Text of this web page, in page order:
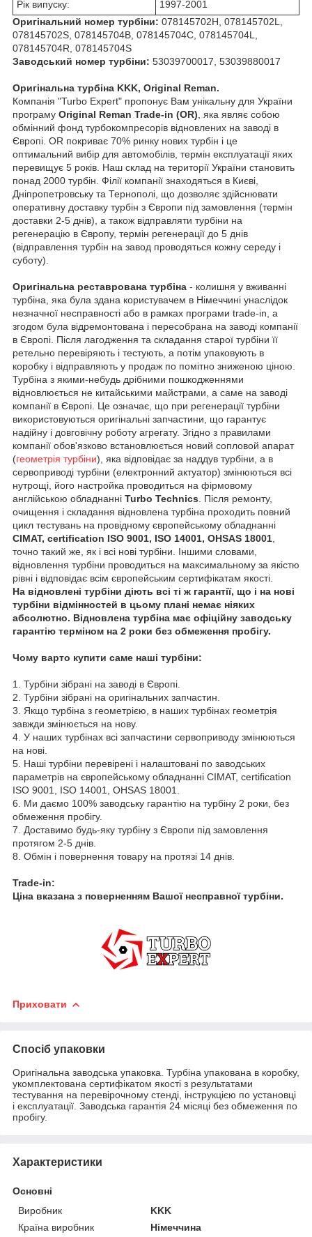
Рік випуску:
1997-2001
Оригінальний номер турбіни: 078145702H, 078145702L,
078145702S, 078145704B, 078145704C, 078145704L,
078145704R, 078145704S
Заводський номер турбіни: 53039700017, 53039880017
Оригінальна турбіна KKK, Original Reman.
Компанія "Turbo Expert" пропонує Вам унікальну для України
програму Original Reman Trade-in (OR) , яка являє собою
обмінний фонд турбокомпресорів відновлених на заводі в
Європі. OR покриває 70% ринку нових турбін і це
оптимальний вибір для автомобілів, термін експлуатації яких
перевищує 5 років. Наш склад на території України становить
понад 2000 турбін. Філії компанії знаходяться в Києві,
Дніпропетровську та Тернополі, що дозволяє здійснювати
оперативну доставку турбін з Європи під замовлення (термін
доставки 2-5 днів), а також відправляти турбіни на
регенерацію в Європу, термін регенерації до 5 днів
(відправлення турбін на завод проводяться кожну середу і
суботу).
Оригінальна реставрована турбіна - колишня у вживанні
турбіна, яка була здана користувачем в Німеччині унаслідок
незначної несправності або в рамках програми trade-in, а
згодом була відремонтована і пересобрана на заводі компанії
в Європі. Після лагодження та складання старої турбіни її
ретельно перевіряють і тестують, а потім упаковують в
коробку і відправляють у продаж по помітно зниженою ціною.
Турбіна з якими-небудь дрібними пошкодженнями
відновлюється не китайськими майстрами, а саме на заводі
компанії в Європі. Це означає, що при регенерації турбіни
використовуються оригінальні запчастини, що гарантує
надійну і довговічну роботу агрегату. Згідно з правилами
компанії обов'язково встановлюється новий сопловой апарат
(геометрія турбіни), яка відповідає за наддув турбіни, а в
сервоприводі турбіни (електронний актуатор) змінюються всі
нутрощі, його настройка проводиться на фірмовому
англійською обладнанні Turbo Technics . Після ремонту,
очищення і складання відновлена турбіна проходить повний
цикл тестувань на провідному європейському обладнанні
CIMAT, certification ISO 9001, ISO 14001, OHSAS 18001
точно такий же, як і всі нові турбіни. Іншими словами,
відновлення турбіни проводиться на максимальному за якістю
рівні і відповідає всім європейським сертифікатам якості.
На відновлені турбіни діють всі ті ж гарантії, що і на нові
турбіни відмінностей в цьому плані немає ніяких
абсолютно. Відновлена турбіна має офіційну заводську
гарантію терміном на 2 роки без обмеження пробігу.
Чому варто купити саме наші турбіни:
1. Турбіни зібрані на заводі в Європі.
2. Турбіни зібрані на оригінальних запчастин.
3. Якщо турбіна з геометрією, в наших турбінах геометрія
завжди змінюється на нову.
4. У наших турбінах всі запчастини сервоприводу змінюються
на нові.
5. Наші турбіни перевірені і налаштовані по заводських
параметрів на європейському обладнанні CIMAT, certification
ISO 9001, ISO 14001, OHSAS 18001.
6. Ми даємо 100% заводську гарантію на турбіну 2 роки, без
обмеження пробігу.
7. Доставимо будь-яку турбіну з Європи під замовлення
протягом 2-5 днів.
8. Обмін і повернення товару на протязі 14 днів.
Trade-in:
Ціна вказана з поверненням Вашої несправної турбіни.
Приховати
Спосіб упаковки
Оригінальна заводська упаковка. Турбіна упакована в коробку,
укомплектована сертифікатом якості з результатами
тестування на перевірочному стенді, інструкцією по установці
і експлуатації. Заводська гарантія 24 місяці без обмеження по
пробігу.
Характеристики
Основні
Виробник
KKK
Країна виробник
Німеччина